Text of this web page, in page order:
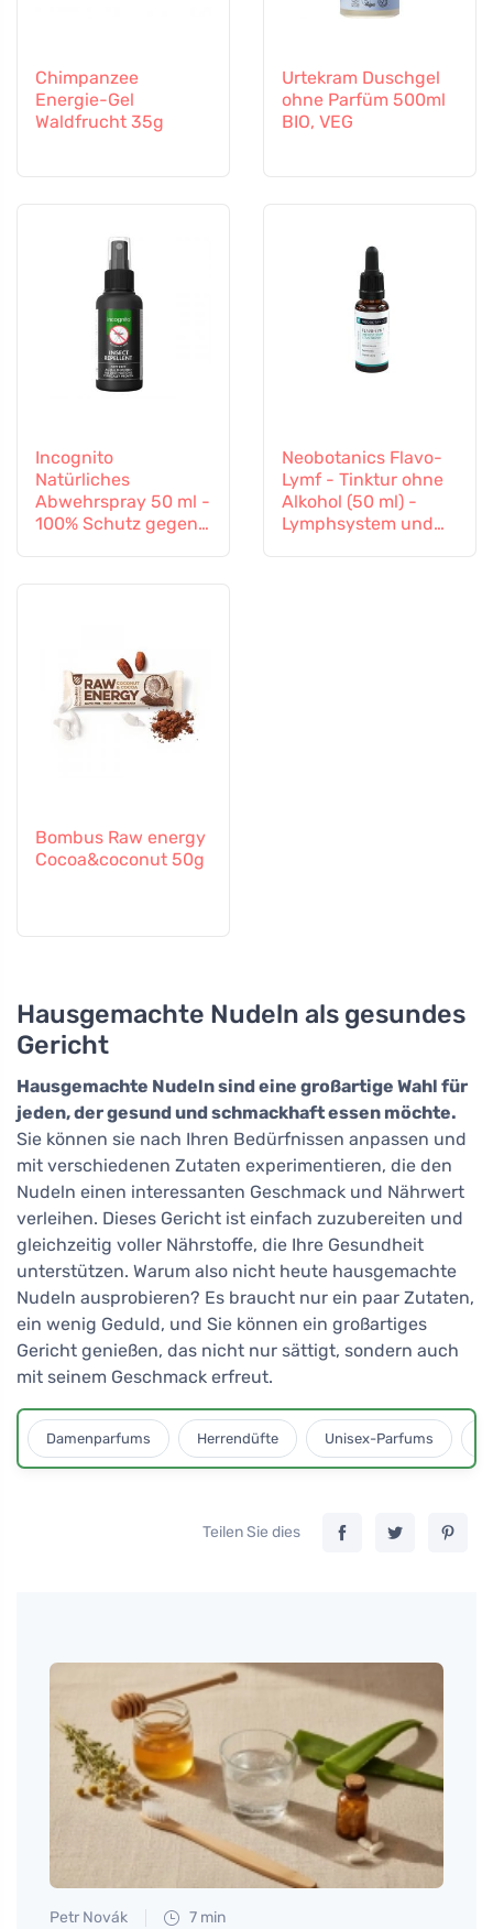
Chimpanzee
Energie-Gel
Waldfrucht 35g
Urtekram Duschgel
ohne Parfüm 500ml
BIO, VEG
Incognito
Natürliches
Abwehrspray 50 ml -
100% Schutz gegen
Neobotanics Flavo-
Lymf - Tinktur ohne
Alkohol (50 ml) -
Lymphsystem und
Bombus Raw energy
Cocoa&coconut 50g
Hausgemachte Nudeln als gesundes
Gericht
Hausgemachte Nudeln sind eine großartige Wahl für
jeden, der gesund und schmackhaft essen möchte.
Sie können sie nach Ihren Bedürfnissen anpassen und
mit verschiedenen Zutaten experimentieren, die den
Nudeln einen interessanten Geschmack und Nährwert
verleihen. Dieses Gericht ist einfach zuzubereiten und
gleichzeitig voller Nährstoffe, die Ihre Gesundheit
unterstützen. Warum also nicht heute hausgemachte
Nudeln ausprobieren? Es braucht nur ein paar Zutaten,
ein wenig Geduld, und Sie können ein großartiges
Gericht genießen, das nicht nur sättigt, sondern auch
mit seinem Geschmack erfreut.
Damenparfums Herrendüfte Unisex-Parfums
Teilen Sie dies
Petr Novák 7 min